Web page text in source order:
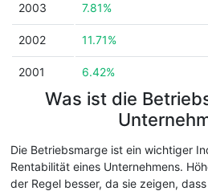
2003 7.81%
2002 11.71%
2001 6.42%
Was ist die
Die Betriebsmarge ist ein wichtiger
Rentabilität eines Unternehmens.
der Regel besser, da sie zeigen,